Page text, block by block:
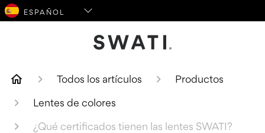
Todos los artículos
Productos
Lentes de colores
¿Qué certificados tienen las lentes SWATI?